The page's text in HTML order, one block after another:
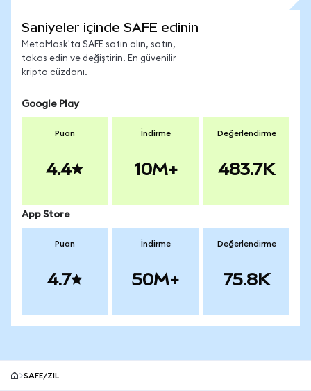
Saniyeler içinde SAFE edinin
MetaMask'ta SAFE satın alın, satın,
takas edin ve değiştirin. En güvenilir
kripto cüzdanı.
Google Play
Puan
4.4
İndirme
10M+
Değerlendirme
483.7K
App Store
Puan
4.7
İndirme
50M+
Değerlendirme
75.8K
SAFE/ZIL